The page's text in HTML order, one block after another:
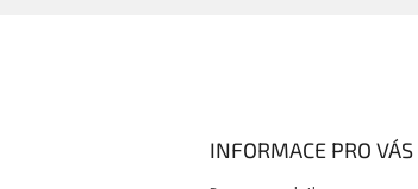
INFORMACE PRO VÁS